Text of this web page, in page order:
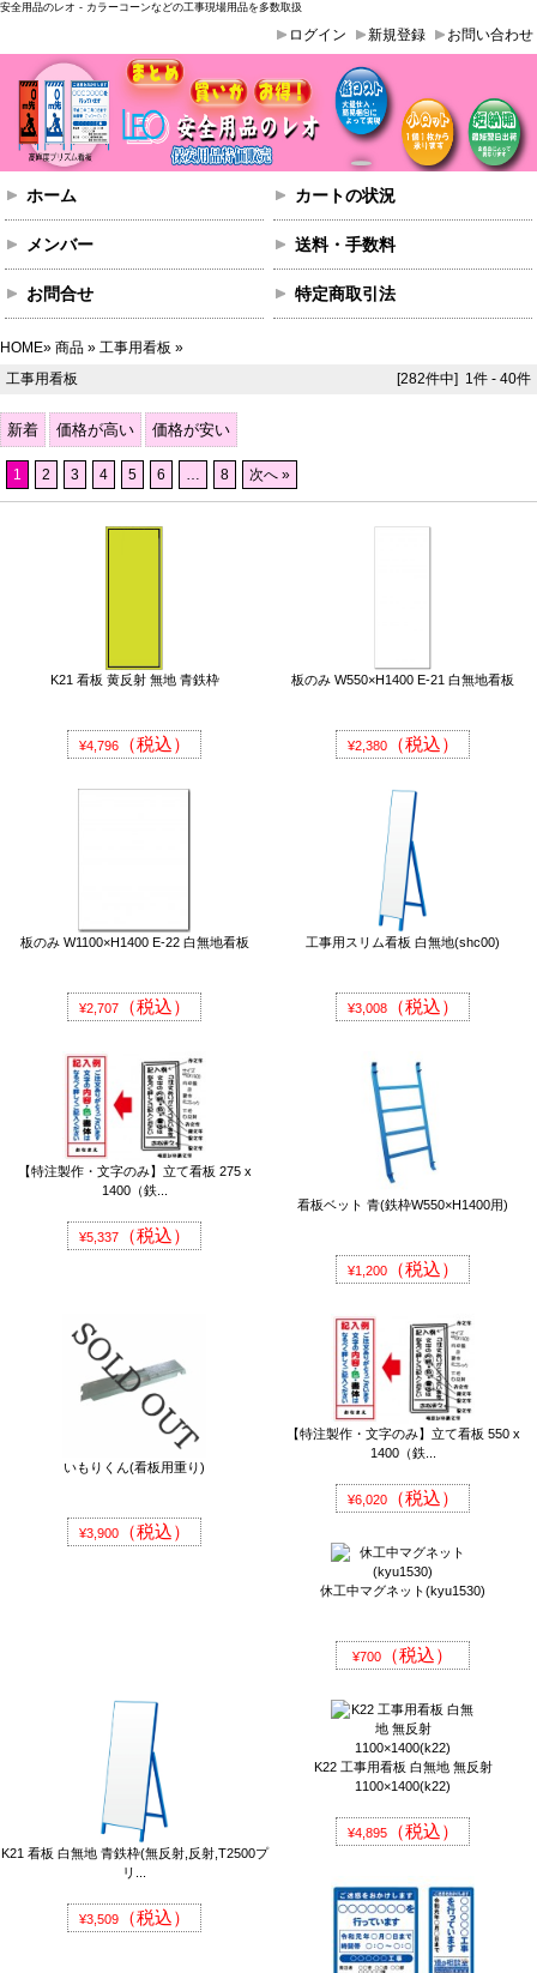
安全用品のレオ - カラーコーンなどの工事現場用品を多数取扱
お問い合わせ
新規登録
ログイン
ホーム カートの状況
メンバー 送料・手数料
お問合せ 特定商取引法
HOME» 商品 » 工事用看板 »
工事用看板
[282件中] 1件 - 40件
新着 価格が高い 価格が安い
1 2 3 4 5 6 … 8 次へ »
K21 看板 黄反射 無地 青鉄枠
¥4,796（税込）
板のみ W550×H1400 E-21 白無地看板
¥2,380（税込）
板のみ W1100×H1400 E-22 白無地看板
¥2,707（税込）
工事用スリム看板 白無地(shc00)
¥3,008（税込）
【特注製作・文字のみ】立て看板 275 x
1400（鉄...
¥5,337（税込）
看板ベット 青(鉄枠W550×H1400用)
¥1,200（税込）
いもりくん(看板用重り)
¥3,900（税込）
【特注製作・文字のみ】立て看板 550 x
1400（鉄...
¥6,020（税込）
休工中マグネット(kyu1530)
¥700 （税込）
K21 看板 白無地 青鉄枠(無反射,反射,T2500プ
リ...
¥3,509（税込）
K22 工事用看板 白無地 無反射
1100×1400(k22)
¥4,895（税込）